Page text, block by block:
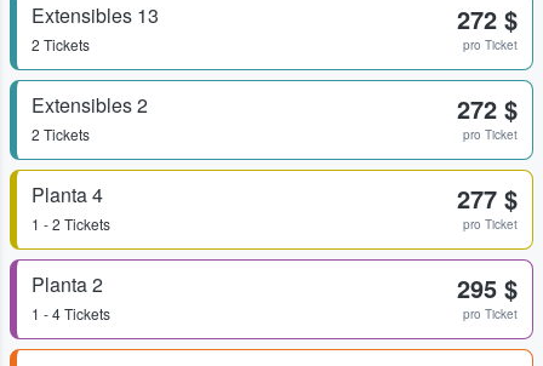
Extensibles 13
2 Tickets
272 $
pro Ticket
Extensibles 2
2 Tickets
272 $
pro Ticket
Planta 4
1 - 2 Tickets
277 $
pro Ticket
Planta 2
1 - 4 Tickets
295 $
pro Ticket